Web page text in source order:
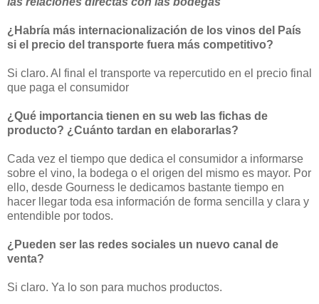
¿Habría más internacionalización de los vinos del País
si el precio del transporte fuera más competitivo?
Si claro. Al final el transporte va repercutido en el precio final
que paga el consumidor
¿Qué importancia tienen en su web las fichas de
producto? ¿Cuánto tardan en elaborarlas?
Cada vez el tiempo que dedica el consumidor a informarse
sobre el vino, la bodega o el origen del mismo es mayor. Por
ello, desde Gourness le dedicamos bastante tiempo en
hacer llegar toda esa información de forma sencilla y clara y
entendible por todos.
¿Pueden ser las redes sociales un nuevo canal de
venta?
Si claro. Ya lo son para muchos productos.